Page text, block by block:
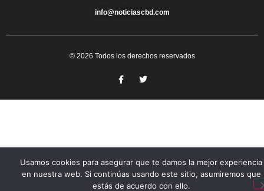
info@noticiascbd.com
© 2026 Todos los derechos reservados
Usamos cookies para asegurar que te damos la mejor experiencia
en nuestra web. Si continúas usando este sitio, asumiremos que
estás de acuerdo con ello.